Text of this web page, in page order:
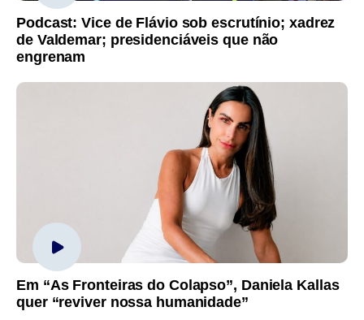
Podcast: Vice de Flávio sob escrutínio; xadrez
de Valdemar; presidenciáveis que não
engrenam
Em “As Fronteiras do Colapso”, Daniela Kallas
quer “reviver nossa humanidade”